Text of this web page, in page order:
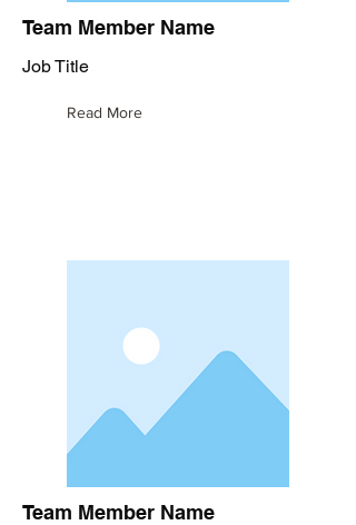
Team Member Name
Job Title
Read More
Team Member Name